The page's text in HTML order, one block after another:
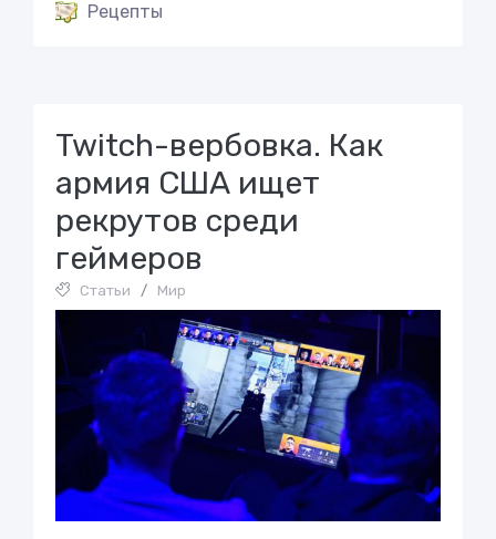
Рецепты
Twitch-вербовка. Как
армия США ищет
рeкрутов срeди
гeймeрoв
Статьи / Мир